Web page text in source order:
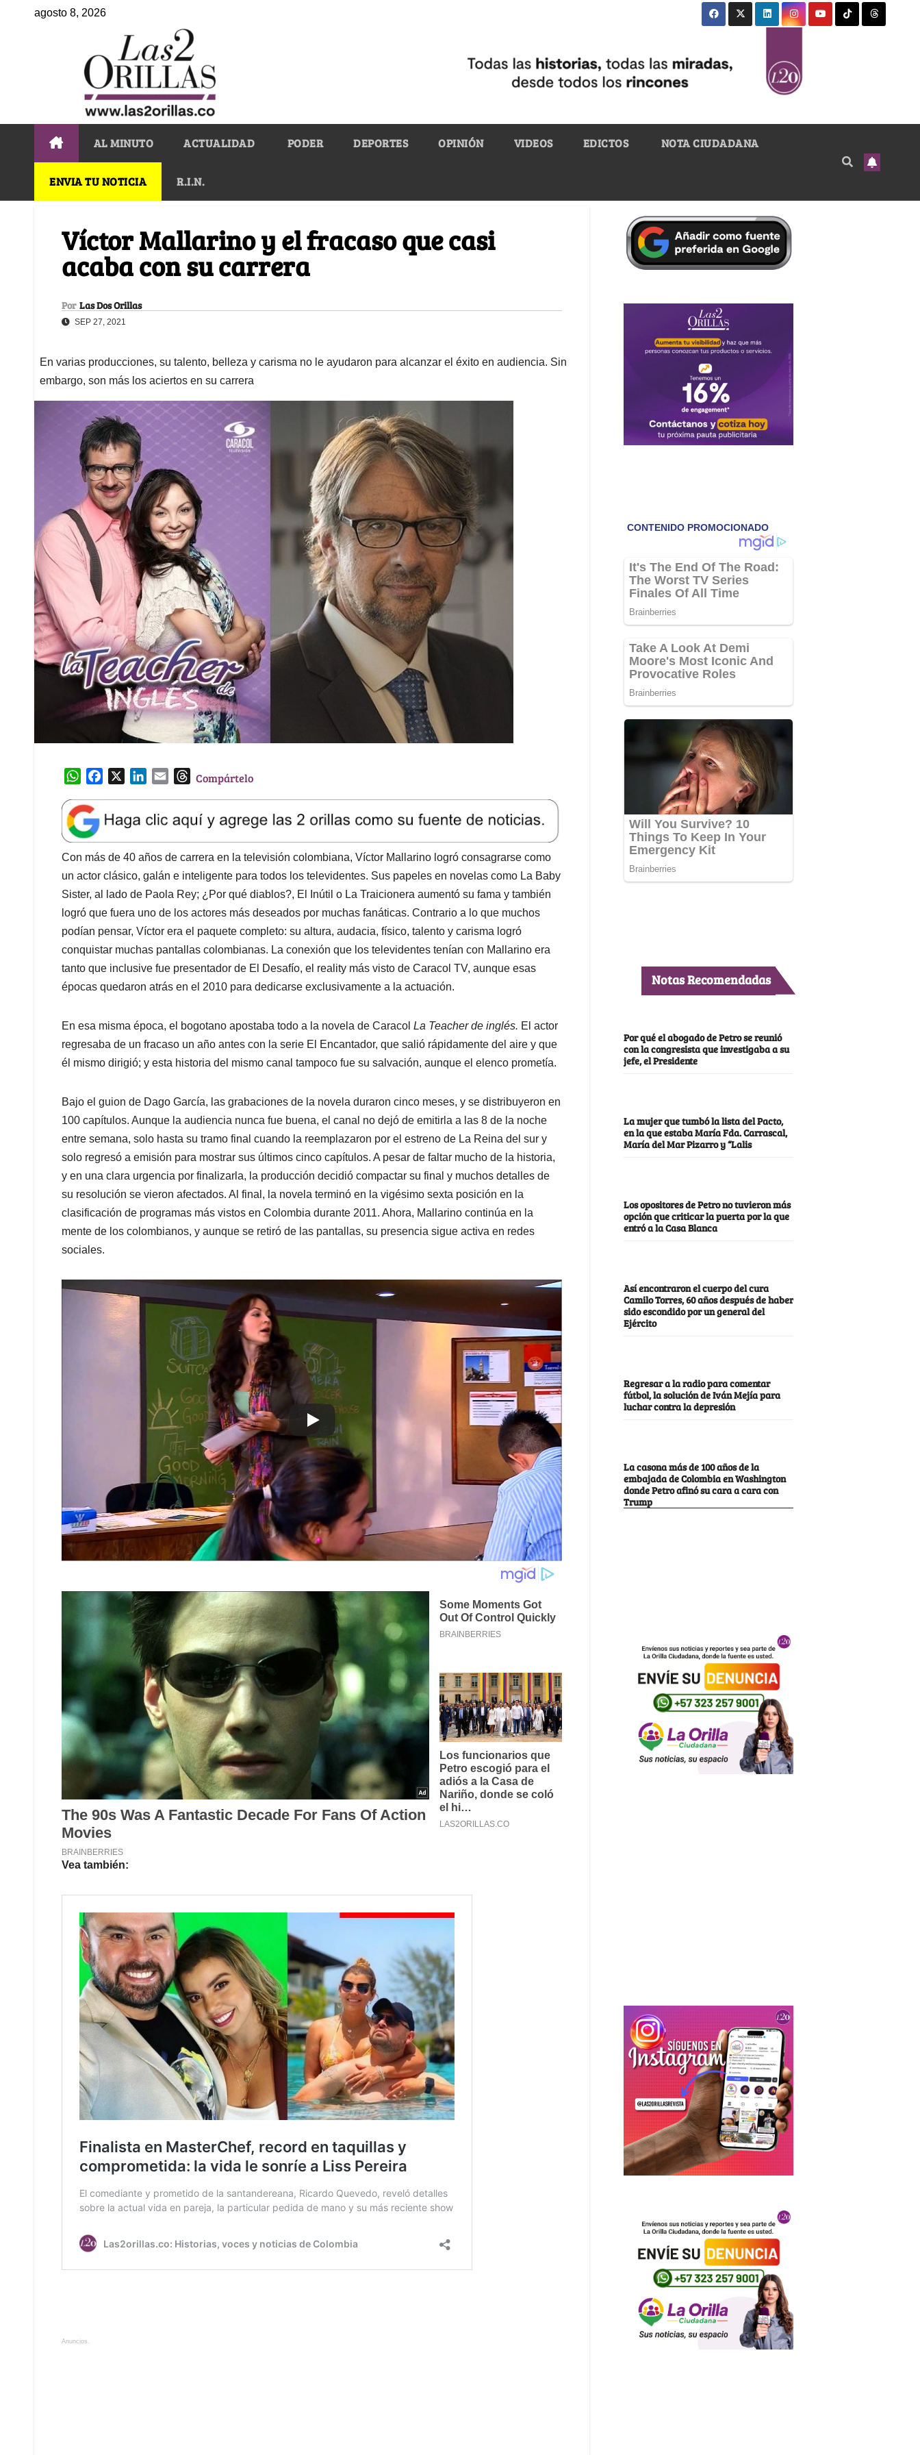
agosto 8, 2026
AL MINUTO ACTUALIDAD PODER DEPORTES OPINIÓN VIDEOS EDICTOS NOTA CIUDADANA
ENVIA TU NOTICIA R.I.N.
Víctor Mallarino y el fracaso que casi
acaba con su carrera
Por Las Dos Orillas
SEP 27, 2021
En varias producciones, su talento, belleza y carisma no le ayudaron para alcanzar el éxito en audiencia. Sin
embargo, son más los aciertos en su carrera
W
a
t
s
A
p
p
e
b
o
o
k
k
e
d
I
n
l
T
e
a
d
s
Compártelo
Con más de 40 años de carrera en la televisión colombiana, Víctor Mallarino logró consagrarse como
un actor clásico, galán e inteligente para todos los televidentes. Sus papeles en novelas como La Baby
Sister, al lado de Paola Rey; ¿Por qué diablos?, El Inútil o La Traicionera aumentó su fama y también
logró que fuera uno de los actores más deseados por muchas fanáticas. Contrario a lo que muchos
podían pensar, Víctor era el paquete completo: su altura, audacia, físico, talento y carisma logró
conquistar muchas pantallas colombianas. La conexión que los televidentes tenían con Mallarino era
tanto que inclusive fue presentador de El Desafío, el reality más visto de Caracol TV, aunque esas
épocas quedaron atrás en el 2010 para dedicarse exclusivamente a la actuación.
En esa misma época, el bogotano apostaba todo a la novela de Caracol La Teacher de inglés. El actor
regresaba de un fracaso un año antes con la serie El Encantador, que salió rápidamente del aire y que
él mismo dirigió; y esta historia del mismo canal tampoco fue su salvación, aunque el elenco prometía.
Bajo el guion de Dago García, las grabaciones de la novela duraron cinco meses, y se distribuyeron en
100 capítulos. Aunque la audiencia nunca fue buena, el canal no dejó de emitirla a las 8 de la noche
entre semana, solo hasta su tramo final cuando la reemplazaron por el estreno de La Reina del sur y
solo regresó a emisión para mostrar sus últimos cinco capítulos. A pesar de faltar mucho de la historia,
y en una clara urgencia por finalizarla, la producción decidió compactar su final y muchos detalles de
su resolución se vieron afectados. Al final, la novela terminó en la vigésimo sexta posición en la
clasificación de programas más vistos en Colombia durante 2011. Ahora, Mallarino continúa en la
mente de los colombianos, y aunque se retiró de las pantallas, su presencia sigue activa en redes
sociales.
Vea también:
Anuncios.
Notas Recomendadas
Por qué el abogado de Petro se reunió
con la congresista que investigaba a su
jefe, el Presidente
La mujer que tumbó la lista del Pacto,
en la que estaba María Fda. Carrascal,
María del Mar Pizarro y “Lalis
Los opositores de Petro no tuvieron más
opción que criticar la puerta por la que
entró a la Casa Blanca
Así encontraron el cuerpo del cura
Camilo Torres, 60 años después de haber
sido escondido por un general del
Ejército
Regresar a la radio para comentar
fútbol, la solución de Iván Mejía para
luchar contra la depresión
La casona más de 100 años de la
embajada de Colombia en Washington
donde Petro afinó su cara a cara con
Trump